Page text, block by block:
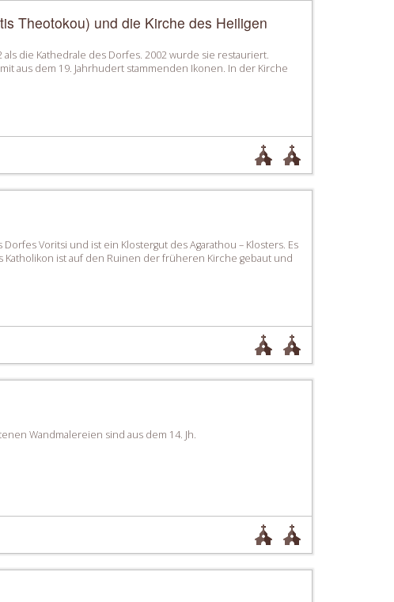
Theotokou) und die Kirche des Heiligen
die Kathedrale des Dorfes. 2002 wurde sie restauriert.
aus dem 19. Jahrhudert stammenden Ikonen. In der Kirche
Voritsi und ist ein Klostergut des Agarathou – Klosters. Es
ist auf den Ruinen der früheren Kirche gebaut und
Wandmalereien sind aus dem 14. Jh.